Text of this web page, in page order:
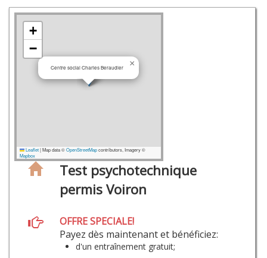
Centre social Charles Beraudier ×
+
−
Leaflet |Map data ©OpenStreetMapcontributors, Imagery ©
Mapbox
Test psychotechnique
permis Voiron
OFFRE SPECIALE!
Payez dès maintenant et bénéficiez:
d'un entraînement gratuit;